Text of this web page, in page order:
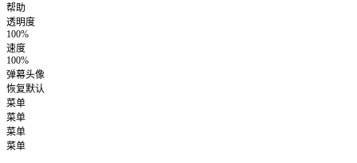
帮助
透明度
100%
速度
100%
弹幕头像
恢复默认
菜单
菜单
菜单
菜单